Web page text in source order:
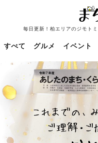
毎日更新！柏エリアのジモト
すべて グルメ イベント